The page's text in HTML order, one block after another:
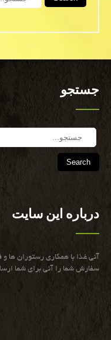
جستجو
درباره این سایت
آنی غذا با همكاری رستوران ها
سفارش شما را آنی برای شما